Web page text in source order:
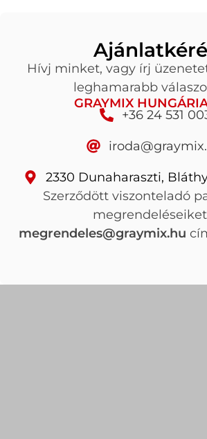
Hívj minket, vagy írj
leghamarabb
GRAYMIX
+36 24 531
2330 Dunaharaszti,
Szerződött viszonteladó
megrendeles@graymix.hu